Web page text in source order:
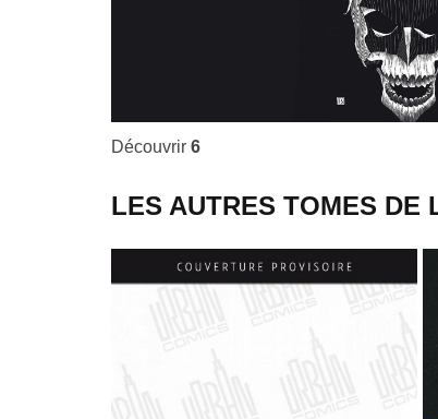
Découvrir 6
LES AUTRES TOMES DE